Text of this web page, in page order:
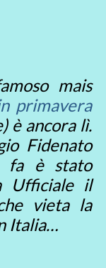
mais
primavera
è ancora lì.
Fidenato
fa è stato
Ufficiale il
vieta la
Italia…